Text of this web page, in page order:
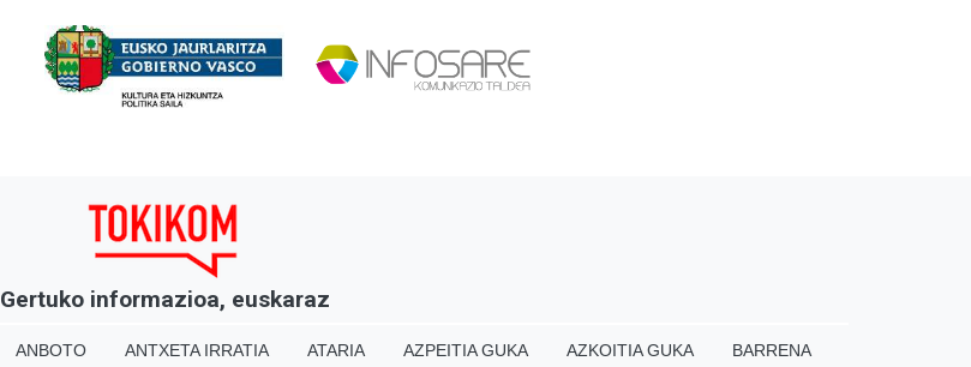
Gertuko informazioa, euskaraz
ANBOTO ANTXETA IRRATIA ATARIA AZPEITIA GUKA AZKOITIA GUKA BARRENA